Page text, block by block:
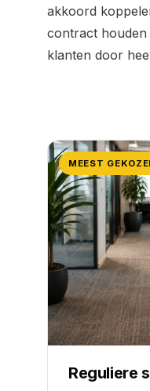
akkoord
contract houden
klanten door
MEEST
Reguliere